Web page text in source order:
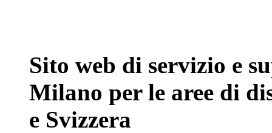
Sito web di servizio e
Milano per le aree di
e Svizzera